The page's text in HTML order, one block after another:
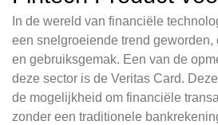
In de wereld van financiële
een snelgroeiende trend
en gebruiksgemak. Een van de
deze sector is de Veritas Card.
de mogelijkheid om financiële
zonder een traditionele